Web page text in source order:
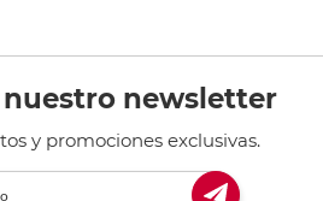
newsletter
y promociones exclusivas.